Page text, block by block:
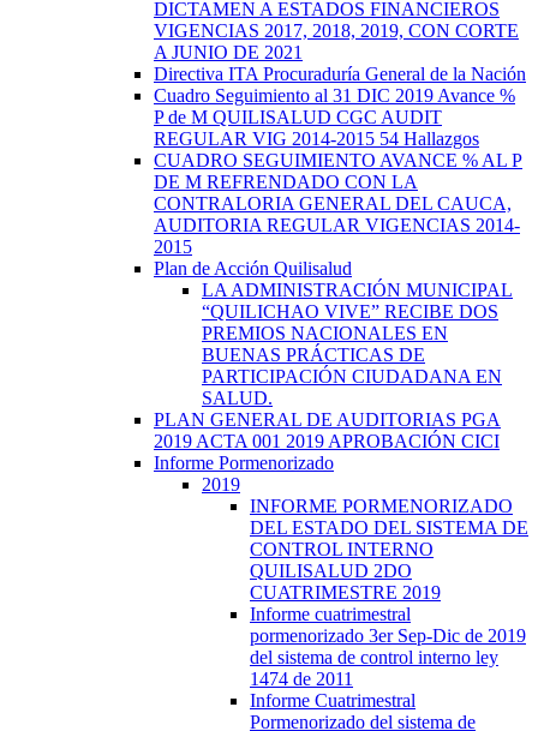
DICTAMEN A ESTADOS FINANCIEROS
VIGENCIAS 2017, 2018, 2019, CON CORTE
A JUNIO DE 2021
Directiva ITA Procuraduría General de la Nación
Cuadro Seguimiento al 31 DIC 2019 Avance %
P de M QUILISALUD CGC AUDIT
REGULAR VIG 2014-2015 54 Hallazgos
CUADRO SEGUIMIENTO AVANCE % AL P
DE M REFRENDADO CON LA
CONTRALORIA GENERAL DEL CAUCA,
AUDITORIA REGULAR VIGENCIAS 2014-
2015
Plan de Acción Quilisalud
LA ADMINISTRACIÓN MUNICIPAL
“QUILICHAO VIVE” RECIBE DOS
PREMIOS NACIONALES EN
BUENAS PRÁCTICAS DE
PARTICIPACIÓN CIUDADANA EN
SALUD.
PLAN GENERAL DE AUDITORIAS PGA
2019 ACTA 001 2019 APROBACIÓN CICI
Informe Pormenorizado
2019
INFORME PORMENORIZADO
DEL ESTADO DEL SISTEMA DE
CONTROL INTERNO
QUILISALUD 2DO
CUATRIMESTRE 2019
Informe cuatrimestral
pormenorizado 3er Sep-Dic de 2019
del sistema de control interno ley
1474 de 2011
Informe Cuatrimestral
Pormenorizado del sistema de